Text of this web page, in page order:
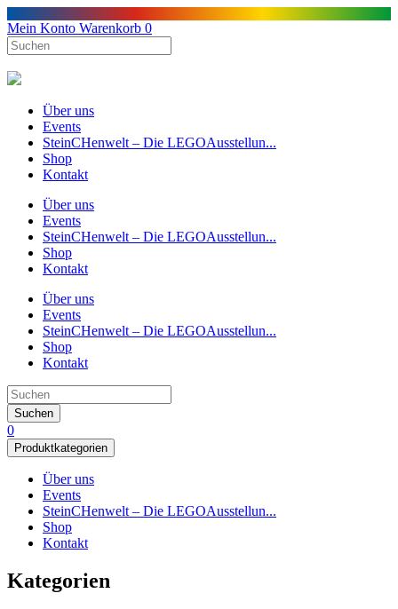
Mein Konto Warenkorb 0
Über uns
Events
SteinCHenwelt – Die LEGOAusstellun...
Shop
Kontakt
Über uns
Events
SteinCHenwelt – Die LEGOAusstellun...
Shop
Kontakt
Über uns
Events
SteinCHenwelt – Die LEGOAusstellun...
Shop
Kontakt
Suchen
0
Produktkategorien
Über uns
Events
SteinCHenwelt – Die LEGOAusstellun...
Shop
Kontakt
Kategorien